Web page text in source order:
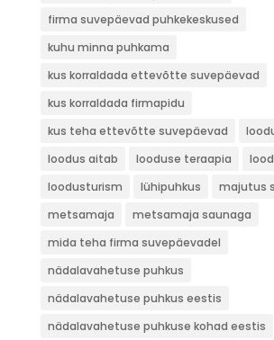
firma suvepäevad puhkekeskused
kuhu minna puhkama
kus korraldada ettevõtte suvepäevad
kus korraldada firmapidu
kus teha ettevõtte suvepäevad
loodus aitab
looduse teraapia
loodusturism
lühipuhkus
majutus
metsamaja
metsamaja saunaga
mida teha firma suvepäevadel
nädalavahetuse puhkus
nädalavahetuse puhkus eestis
nädalavahetuse puhkuse kohad eestis